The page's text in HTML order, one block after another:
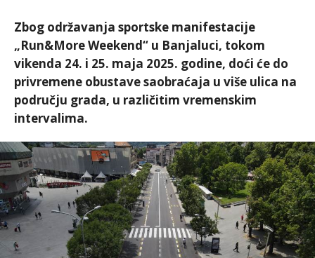
Zbog održavanja sportske manifestacije
„Run&More Weekend“ u Banjaluci, tokom
vikenda 24. i 25. maja 2025. godine, doći će do
privremene obustave saobraćaja u više ulica na
području grada, u različitim vremenskim
intervalima.